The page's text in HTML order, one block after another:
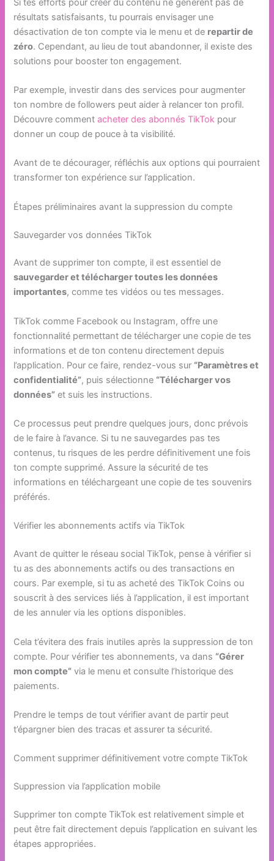
Si tes efforts pour créer du contenu ne génèrent pas de
résultats satisfaisants, tu pourrais envisager une
désactivation de ton compte via le menu et de repartir de
zéro. Cependant, au lieu de tout abandonner, il existe des
solutions pour booster ton engagement.
Par exemple, investir dans des services pour augmenter
ton nombre de followers peut aider à relancer ton profil.
Découvre commentacheter des abonnés TikTok pour
donner un coup de pouce à ta visibilité.
Avant de te décourager, réfléchis aux options qui pourraient
transformer ton expérience sur l’application.
Étapes préliminaires avant la suppression du compte
Sauvegarder vos données TikTok
Avant de supprimer ton compte, il est essentiel de
sauvegarder et télécharger toutes les données
importantes, comme tes vidéos ou tes messages.
TikTok comme Facebook ou Instagram, offre une
fonctionnalité permettant de télécharger une copie de tes
informations et de ton contenu directement depuis
l’application. Pour ce faire, rendez-vous sur “Paramètres et
confidentialité”, puis sélectionne “Télécharger vos
données” et suis les instructions.
Ce processus peut prendre quelques jours, donc prévois
de le faire à l’avance. Si tu ne sauvegardes pas tes
contenus, tu risques de les perdre définitivement une fois
ton compte supprimé. Assure la sécurité de tes
informations en téléchargeant une copie de tes souvenirs
préférés.
Vérifier les abonnements actifs via TikTok
Avant de quitter le réseau social TikTok, pense à vérifier si
tu as des abonnements actifs ou des transactions en
cours. Par exemple, si tu as acheté des TikTok Coins ou
souscrit à des services liés à l’application, il est important
de les annuler via les options disponibles.
Cela t’évitera des frais inutiles après la suppression de ton
compte. Pour vérifier tes abonnements, va dans “Gérer
mon compte” via le menu et consulte l’historique des
paiements.
Prendre le temps de tout vérifier avant de partir peut
t’épargner bien des tracas et assurer ta sécurité.
Comment supprimer définitivement votre compte TikTok
Suppression via l’application mobile
Supprimer ton compte TikTok est relativement simple et
peut être fait directement depuis l’application en suivant les
étapes appropriées.